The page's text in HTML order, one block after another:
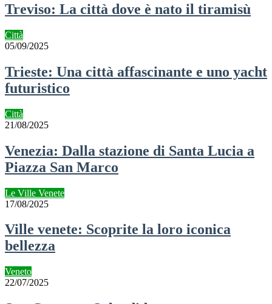
Treviso: La città dove è nato il tiramisù
Città
05/09/2025
Trieste: Una città affascinante e uno yacht
futuristico
Città
21/08/2025
Venezia: Dalla stazione di Santa Lucia a
Piazza San Marco
Le Ville Venete
17/08/2025
Ville venete: Scoprite la loro iconica
bellezza
Veneto
22/07/2025